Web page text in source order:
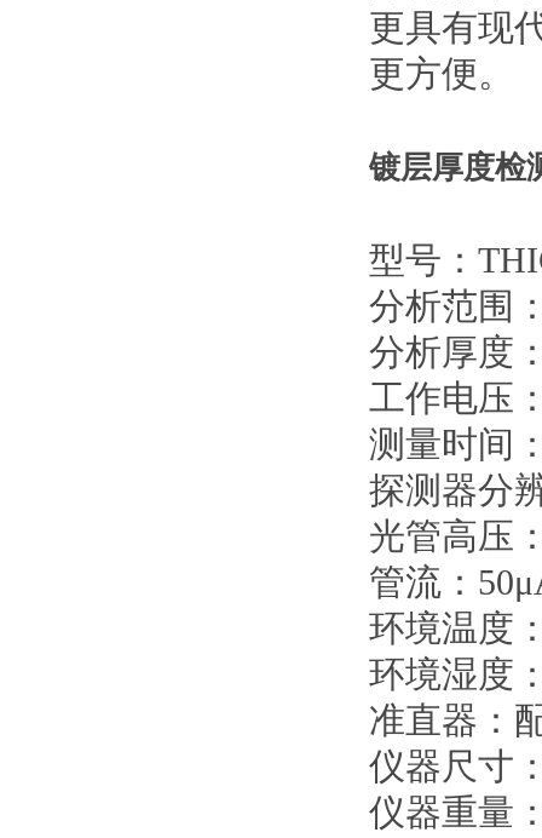
更具有现
更方便。
镀层厚度检
型号：
分析范围
分析厚度
工作电压
测量时间
探测器分
光管高压
管流： 50μ
环境温度
环境湿度
准直器：
仪器尺寸
仪器重量